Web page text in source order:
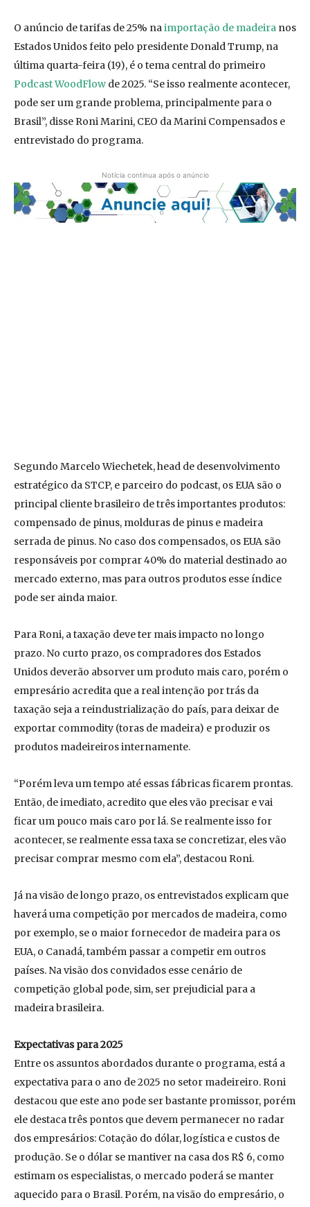
O anúncio de tarifas de 25% naimportação de madeira nos
Estados Unidos feito pelo presidente Donald Trump, na
última quarta-feira (19), é o tema central do primeiro
Podcast WoodFlow de 2025. “Se isso realmente acontecer,
pode ser um grande problema, principalmente para o
Brasil”, disse Roni Marini, CEO da Marini Compensados e
entrevistado do programa.
Notícia continua após o anúncio
Segundo Marcelo Wiechetek, head de desenvolvimento
estratégico da STCP, e parceiro do podcast, os EUA são o
principal cliente brasileiro de três importantes produtos:
compensado de pinus, molduras de pinus e madeira
serrada de pinus. No caso dos compensados, os EUA são
responsáveis por comprar 40% do material destinado ao
mercado externo, mas para outros produtos esse índice
pode ser ainda maior.
Para Roni, a taxação deve ter mais impacto no longo
prazo. No curto prazo, os compradores dos Estados
Unidos deverão absorver um produto mais caro, porém o
empresário acredita que a real intenção por trás da
taxação seja a reindustrialização do país, para deixar de
exportar commodity (toras de madeira) e produzir os
produtos madeireiros internamente.
“Porém leva um tempo até essas fábricas ficarem prontas.
Então, de imediato, acredito que eles vão precisar e vai
ficar um pouco mais caro por lá. Se realmente isso for
acontecer, se realmente essa taxa se concretizar, eles vão
precisar comprar mesmo com ela”, destacou Roni.
Já na visão de longo prazo, os entrevistados explicam que
haverá uma competição por mercados de madeira, como
por exemplo, se o maior fornecedor de madeira para os
EUA, o Canadá, também passar a competir em outros
países. Na visão dos convidados esse cenário de
competição global pode, sim, ser prejudicial para a
madeira brasileira.
Expectativas para 2025
Entre os assuntos abordados durante o programa, está a
expectativa para o ano de 2025 no setor madeireiro. Roni
destacou que este ano pode ser bastante promissor, porém
ele destaca três pontos que devem permanecer no radar
dos empresários: Cotação do dólar, logística e custos de
produção. Se o dólar se mantiver na casa dos R$ 6, como
estimam os especialistas, o mercado poderá se manter
aquecido para o Brasil. Porém, na visão do empresário, o